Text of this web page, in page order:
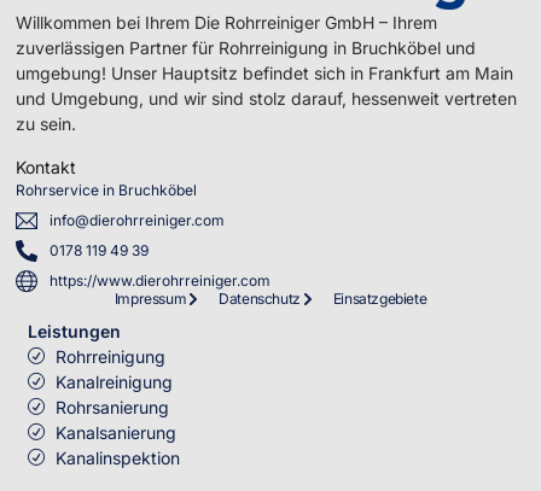
Willkommen bei Ihrem Die Rohrreiniger GmbH – Ihrem
zuverlässigen Partner für Rohrreinigung in Bruchköbel und
umgebung! Unser Hauptsitz befindet sich in Frankfurt am Main
und Umgebung, und wir sind stolz darauf, hessenweit vertreten
zu sein.
Kontakt
Rohrservice in Bruchköbel
info@dierohrreiniger.com
0178 119 49 39
https://www.dierohrreiniger.com
Impressum
Datenschutz Einsatzgebiete
Leistungen
Rohrreinigung
Kanalreinigung
Rohrsanierung
Kanalsanierung
Kanalinspektion